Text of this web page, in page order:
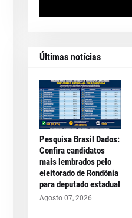
Últimas notícias
Pesquisa Brasil Dados:
Confira candidatos
mais lembrados pelo
eleitorado de Rondônia
para deputado estadual
Agosto 07, 2026